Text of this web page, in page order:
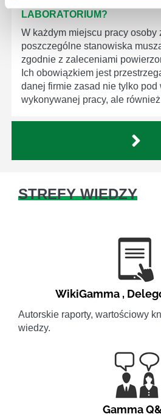
LABORATORIUM?
W każdym miejscu pracy osoby
poszczególne stanowiska
zgodnie z zaleceniami
Ich obowiązkiem jest
danej firmie zasad nie tylko pod
wykonywanej pracy, ale
STREFY WIEDZY
WikiGamma ,
Autorskie raporty, wartościowy
wiedzy.
Gamma